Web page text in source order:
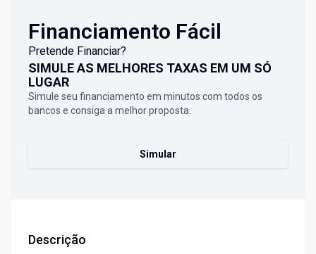
Financiamento Fácil
Pretende Financiar?
SIMULE AS MELHORES TAXAS EM UM SÓ
LUGAR
Simule seu financiamento em minutos com todos os
bancos e consiga a melhor proposta.
Simular
Descrição